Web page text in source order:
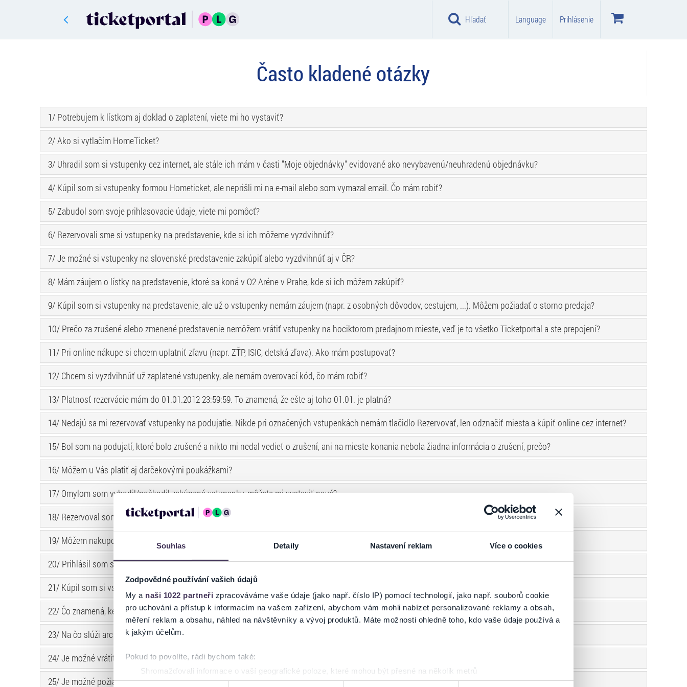
Souhlas Detaily Nastavení reklam Více o cookies
Zodpovědné používání vašich údajů
My a naši 1022 partneři zpracováváme vaše údaje (jako např. číslo IP) pomocí technologií, jako např. souborů cookie
pro uchování a přístup k informacím na vašem zařízení, abychom vám mohli nabízet personalizované reklamy a obsah,
měření reklam a obsahu, náhled na návštěvníky a vývoj produktů. Máte možnosti ohledně toho, kdo vaše údaje používá a
k jakým účelům.
Pokud to povolíte, rádi bychom také:
Shromažďovali informace o vaší geografické poloze, které mohou být přesné na několik metrů
Identifikovali vaše zařízení pomocí aktivního skenování pro konkrétní charakteristiky (otisk prstu)
Hľadať Language Prihlásenie
Často kladené otázky
1/ Potrebujem k lístkom aj doklad o zaplatení, viete mi ho vystaviť?
2/ Ako si vytlačím HomeTicket?
3/ Uhradil som si vstupenky cez internet, ale stále ich mám v časti "Moje objednávky" evidované ako nevybavenú/neuhradenú objednávku?
4/ Kúpil som si vstupenky formou Hometicket, ale neprišli mi na e-mail alebo som vymazal email. Čo mám robiť?
5/ Zabudol som svoje prihlasovacie údaje, viete mi pomôcť?
6/ Rezervovali sme si vstupenky na predstavenie, kde si ich môžeme vyzdvihnúť?
7/ Je možné si vstupenky na slovenské predstavenie zakúpiť alebo vyzdvihnúť aj v ČR?
8/ Mám záujem o lístky na predstavenie, ktoré sa koná v O2 Aréne v Prahe, kde si ich môžem zakúpiť?
9/ Kúpil som si vstupenky na predstavenie, ale už o vstupenky nemám záujem (napr. z osobných dôvodov, cestujem, ...). Môžem požiadať o storno predaja?
10/ Prečo za zrušené alebo zmenené predstavenie nemôžem vrátiť vstupenky na hociktorom predajnom mieste, veď je to všetko Ticketportal a ste prepojení?
11/ Pri online nákupe si chcem uplatniť zľavu (napr. ZŤP, ISIC, detská zľava). Ako mám postupovať?
12/ Chcem si vyzdvihnúť už zaplatené vstupenky, ale nemám overovací kód, čo mám robiť?
13/ Platnosť rezervácie mám do 01.01.2012 23:59:59. To znamená, že ešte aj toho 01.01. je platná?
14/ Nedajú sa mi rezervovať vstupenky na podujatie. Nikde pri označených vstupenkách nemám tlačidlo Rezervovať, len odznačiť miesta a kúpiť online cez internet?
15/ Bol som na podujatí, ktoré bolo zrušené a nikto mi nedal vedieť o zrušení, ani na mieste konania nebola žiadna informácia o zrušení, prečo?
16/ Môžem u Vás platiť aj darčekovými poukážkami?
17/ Omylom som vyhodil/poškodil zakúpené vstupenky, môžete mi vystaviť nové?
18/ Rezervoval som si lístky na podujatie, ale nechcem všetky, dá sa rezervácia upraviť?
19/ Môžem nakupovať na Vašej stránke aj bez registrácie?
20/ Prihlásil som sa cez Google účet a zakúpil som si vstupenky online, na aký email mi ich doručíte?
21/ Kúpil som si vstupenky formou Hometicket ale uviedol som zlý email. Je možná oprava?
22/ Čo znamená, keď sa na stránke zobrazuje ``Dočasne sa nepredáva``?
23/ Na čo slúži archivačno-manipulačný poplatok?
24/ Je možné vrátiť archivačno-manipulačný, transakčný či iný poplatok?
25/ Je možné požiadať o výmenu vstupenky?